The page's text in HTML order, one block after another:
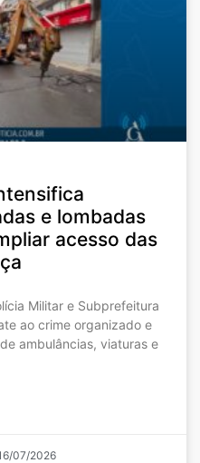
e lombadas
acesso das
Militar e Subprefeitura
ao crime organizado e
ambulâncias, viaturas e
07/2026